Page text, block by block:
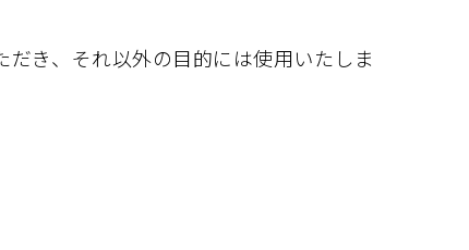
き、それ以外の目的には使用いたしま